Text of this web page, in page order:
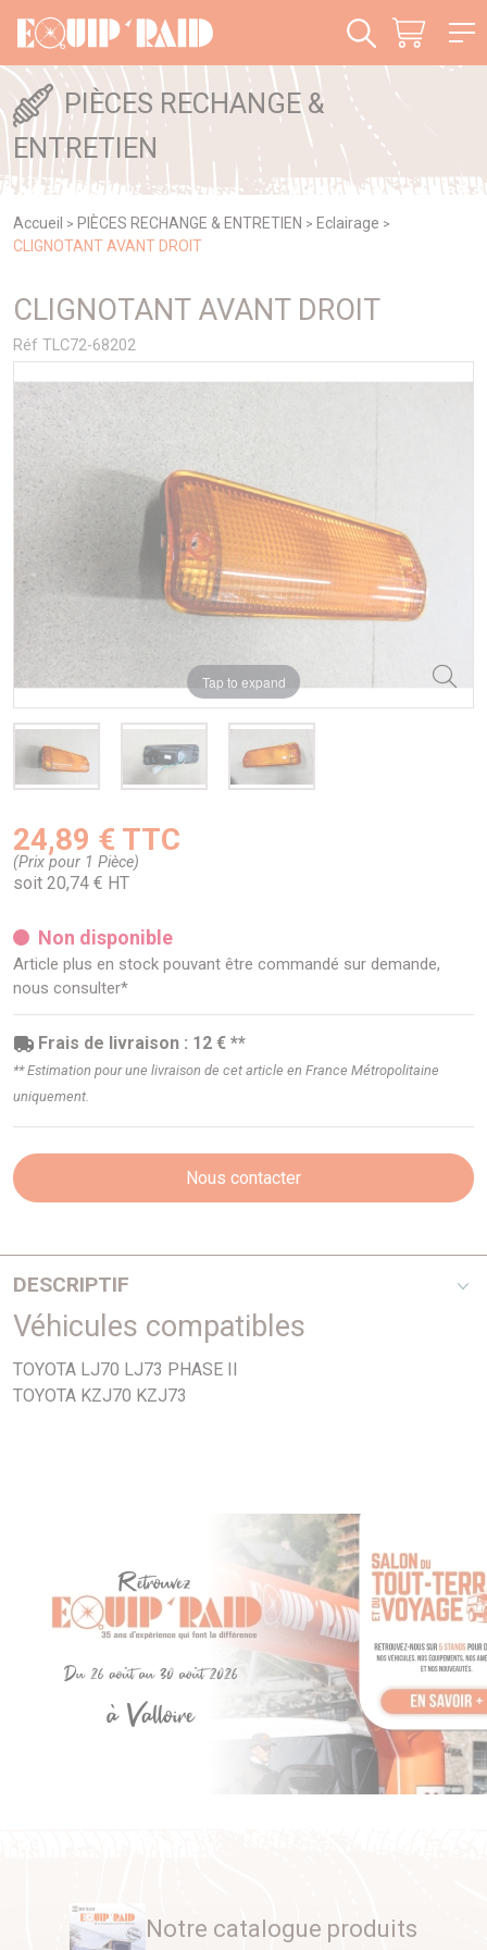
PIÈCES RECHANGE &
ENTRETIEN
Accueil > PIÈCES RECHANGE & ENTRETIEN > Eclairage >
CLIGNOTANT AVANT DROIT
CLIGNOTANT AVANT DROIT
Réf TLC72-68202
Tap to expand
24,89 € TTC
(Prix pour 1 Pièce)
soit 20,74 € HT
Non disponible
Article plus en stock pouvant être commandé sur demande,
nous consulter*
Frais de livraison : 12 € **
** Estimation pour une livraison de cet article en France Métropolitaine
uniquement.
Nous contacter
DESCRIPTIF
Dans la tole sous calandre
Véhicules compatibles
TOYOTA LJ70 LJ73 PHASE II
TOYOTA KZJ70 KZJ73
Notre catalogue produits
Panneau de gestion des cookies